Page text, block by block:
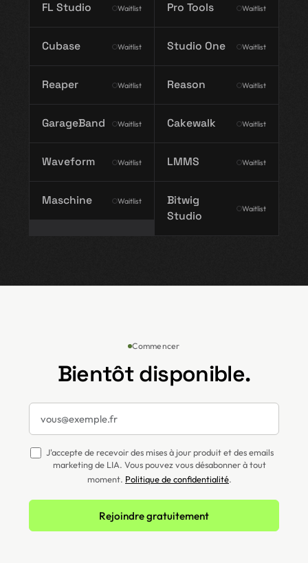
FL Studio Waitlist Pro Tools Waitlist
Cubase Waitlist Studio One Waitlist
Reaper Waitlist Reason Waitlist
GarageBand Waitlist Cakewalk Waitlist
Waveform Waitlist LMMS Waitlist
Maschine Waitlist
Bitwig
Studio
Waitlist
Commencer
Bientôt disponible.
J'accepte de recevoir des mises à jour produit et des emails
marketing de LIA. Vous pouvez vous désabonner à tout
moment. Politique de confidentialité.
Rejoindre gratuitement